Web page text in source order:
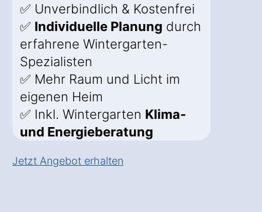
✅ Unverbindlich & Kostenfrei
✅ Individuelle Planung durch
erfahrene Wintergarten-
Spezialisten
✅ Mehr Raum und Licht im
eigenen Heim
✅ Inkl. Wintergarten Klima-
und Energieberatung
Jetzt Angebot erhalten